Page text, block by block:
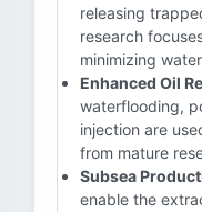
releasing
research
minimizing
Enhanced Oil
waterflooding,
injection are
from mature
Subsea
enable the